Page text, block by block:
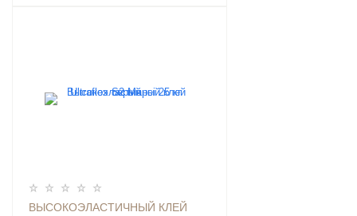
ВЫСОКОЭЛАСТИЧНЫЙ КЛЕЙ